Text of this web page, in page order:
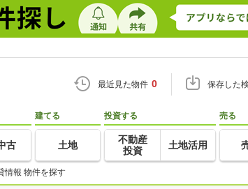
最近見た物件 0 保存した
古
建てる
土地
投資する
不動産
投資
土地活用
売る
情報 物件を探す